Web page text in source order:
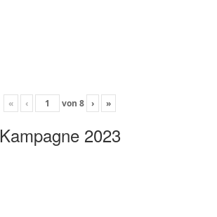
« ‹ von 8 › »
Kampagne 2023